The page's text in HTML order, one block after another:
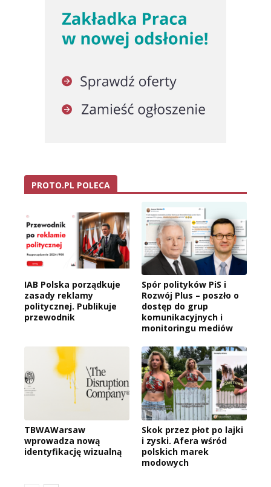
PROTO.PL POLECA
IAB Polska porządkuje
zasady reklamy
politycznej. Publikuje
przewodnik
Spór polityków PiS i
Rozwój Plus – poszło o
dostęp do grup
komunikacyjnych i
monitoringu mediów
TBWAWarsaw
wprowadza nową
identyfikację wizualną
Skok przez płot po lajki
i zyski. Afera wśród
polskich marek
modowych